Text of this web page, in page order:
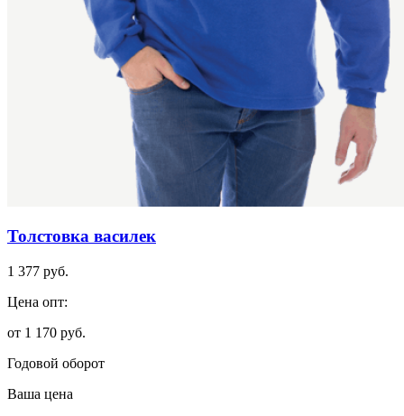
Толстовка василек
1 377 руб.
Цена опт:
от 1 170 руб.
Годовой оборот
Ваша цена